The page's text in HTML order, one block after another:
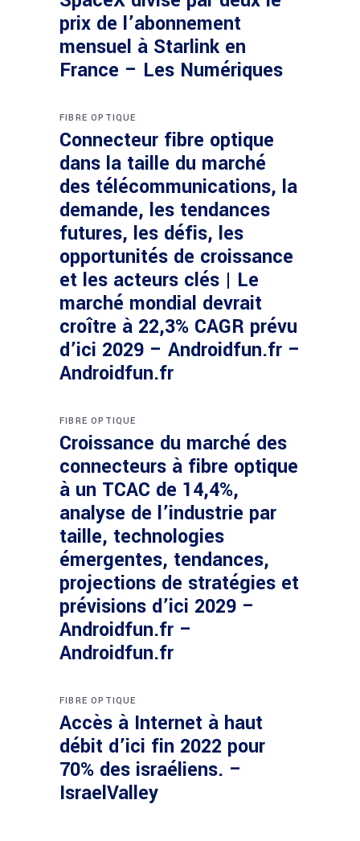
prix de l’abonnement
mensuel à Starlink en
France – Les Numériques
FIBRE OPTIQUE
Connecteur fibre optique
dans la taille du marché
des télécommunications, la
demande, les tendances
futures, les défis, les
opportunités de croissance
et les acteurs clés | Le
marché mondial devrait
croître à 22,3% CAGR prévu
d’ici 2029 – Androidfun.fr –
Androidfun.fr
FIBRE OPTIQUE
Croissance du marché des
connecteurs à fibre optique
à un TCAC de 14,4%,
analyse de l’industrie par
taille, technologies
émergentes, tendances,
projections de stratégies et
prévisions d’ici 2029 –
Androidfun.fr –
Androidfun.fr
FIBRE OPTIQUE
Accès à Internet à haut
débit d’ici fin 2022 pour
70% des israéliens. –
IsraelValley